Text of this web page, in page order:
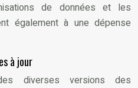
de données et les
également à une dépense
à jour
diverses versions des